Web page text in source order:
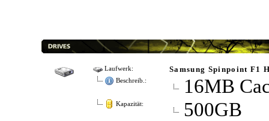
Laufwerk: Samsung Spinpoint F1
Beschreib.: 16MB
Kapazität: 500GB